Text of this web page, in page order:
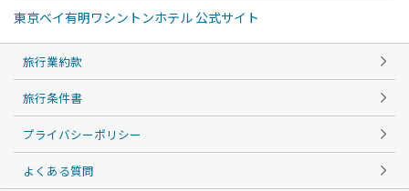
東京ベイ有明ワシントンホテル 公式サイト
旅行業約款
旅行条件書
プライバシーポリシー
よくある質問